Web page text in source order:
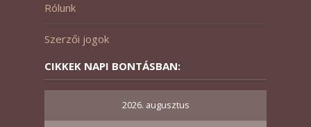
Rólunk
Szerzői jogok
CIKKEK NAPI BONTÁSBAN:
2026. augusztus